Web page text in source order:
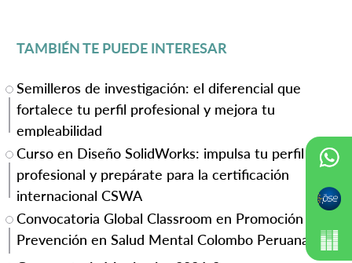
TAMBIÉN TE PUEDE INTERESAR
Semilleros de investigación: el diferencial que
fortalece tu perfil profesional y mejora tu
empleabilidad
Curso en Diseño SolidWorks: impulsa tu perfil
profesional y prepárate para la certificación
internacional CSWA
Convocatoria Global Classroom en Promoción y
Prevención en Salud Mental Colombo Peruana